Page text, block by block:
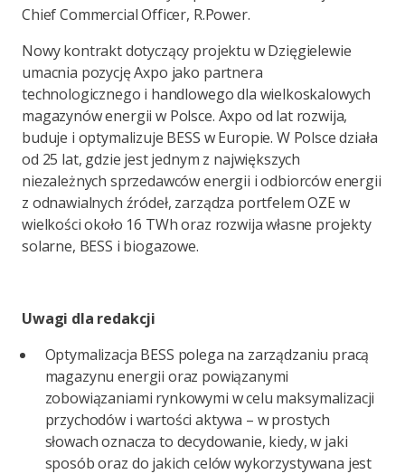
Chief Commercial Officer, R.Power.
Nowy kontrakt dotyczący projektu w Dzięgielewie
umacnia pozycję Axpo jako partnera
technologicznego i handlowego dla wielkoskalowych
magazynów energii w Polsce. Axpo od lat rozwija,
buduje i optymalizuje BESS w Europie. W Polsce działa
od 25 lat, gdzie jest jednym z największych
niezależnych sprzedawców energii i odbiorców energii
z odnawialnych źródeł, zarządza portfelem OZE w
wielkości około 16 TWh oraz rozwija własne projekty
solarne, BESS i biogazowe.
Uwagi dla redakcji
Optymalizacja BESS polega na zarządzaniu pracą
magazynu energii oraz powiązanymi
zobowiązaniami rynkowymi w celu maksymalizacji
przychodów i wartości aktywa – w prostych
słowach oznacza to decydowanie, kiedy, w jaki
sposób oraz do jakich celów wykorzystywana jest